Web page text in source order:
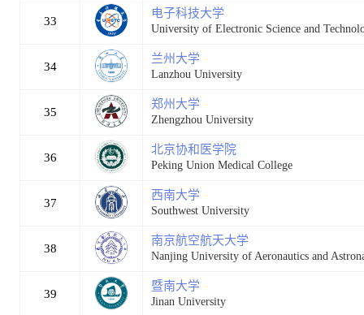
33
电子科技大学
University of Electronic Science and
34
兰州大学
Lanzhou University
35
郑州大学
Zhengzhou University
36
北京协和医学院
Peking Union Medical College
37
西南大学
Southwest University
38
南京航空航天大学
Nanjing University of Aeronautics and
39
暨南大学
Jinan University